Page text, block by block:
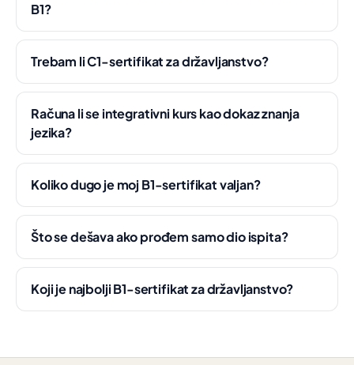
B1?
Trebam li C1-sertifikat za državljanstvo?
Računa li se integrativni kurs kao dokaz znanja
jezika?
Koliko dugo je moj B1-sertifikat valjan?
Što se dešava ako prođem samo dio ispita?
Koji je najbolji B1-sertifikat za državljanstvo?